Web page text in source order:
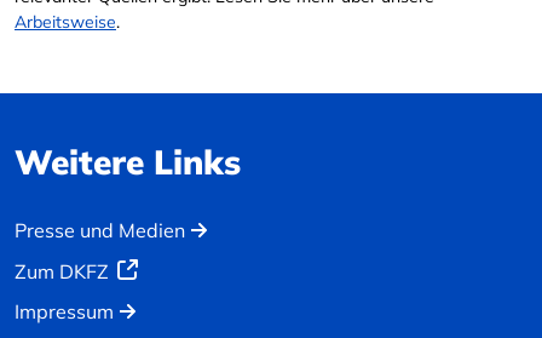
Arbeitsweise.
Weitere Links
Presse und Medien
Zum DKFZ
Impressum